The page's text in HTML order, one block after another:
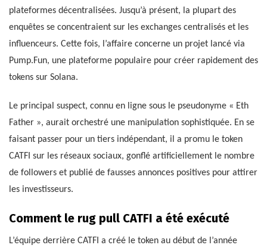
plateformes décentralisées. Jusqu’à présent, la plupart des
enquêtes se concentraient sur les exchanges centralisés et les
influenceurs. Cette fois, l’affaire concerne un projet lancé via
Pump.Fun, une plateforme populaire pour créer rapidement des
tokens sur Solana.
Le principal suspect, connu en ligne sous le pseudonyme « Eth
Father », aurait orchestré une manipulation sophistiquée. En se
faisant passer pour un tiers indépendant, il a promu le token
CATFI sur les réseaux sociaux, gonflé artificiellement le nombre
de followers et publié de fausses annonces positives pour attirer
les investisseurs.
Comment le rug pull CATFI a été exécuté
L’équipe derrière CATFI a créé le token au début de l’année